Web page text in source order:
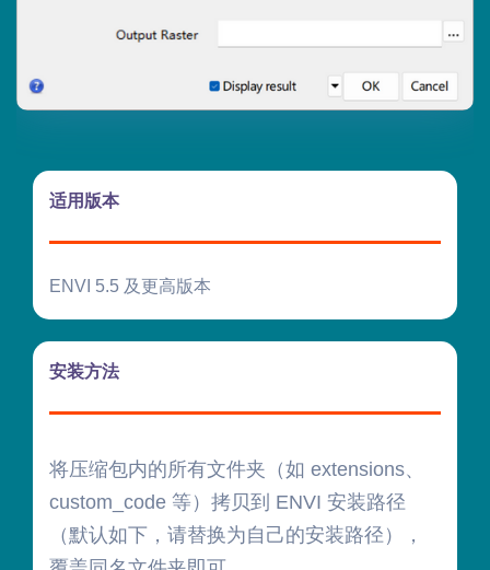
适用版本
ENVI 5.5 及更高版本
安装方法
将压缩包内的所有文件夹（如 extensions、
custom_code 等）拷贝到 ENVI 安装路径
（默认如下，请替换为自己的安装路径），